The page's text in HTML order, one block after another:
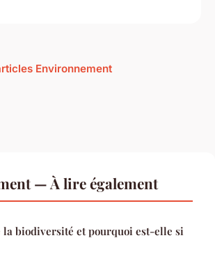
Environnement
— À lire également
la biodiversité et pourquoi est-elle si